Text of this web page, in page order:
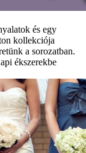
és egy
kollekciója
a sorozatban.
ékszerekbe